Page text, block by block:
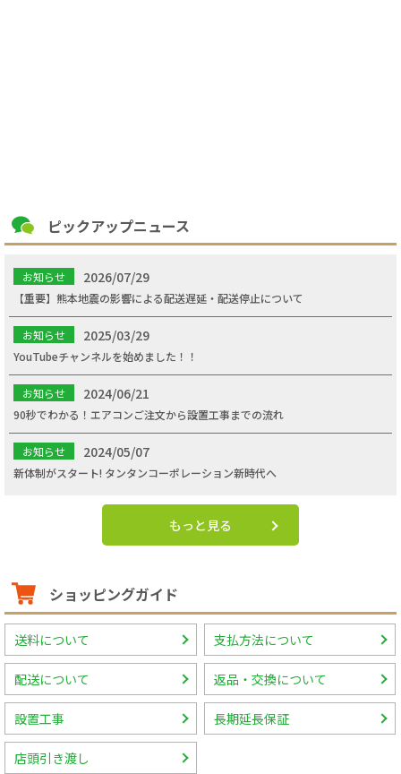
ピックアップニュース
お知らせ 2026/07/29
【重要】熊本地震の影響による配送遅延・配送停止について
お知らせ 2025/03/29
YouTubeチャンネルを始めました！！
お知らせ 2024/06/21
90秒でわかる！エアコンご注文から設置工事までの流れ
お知らせ 2024/05/07
新体制がスタート! タンタンコーポレーション新時代へ
もっと見る
ショッピングガイド
送料について 支払方法について
配送について 返品・交換について
設置工事 長期延長保証
店頭引き渡し